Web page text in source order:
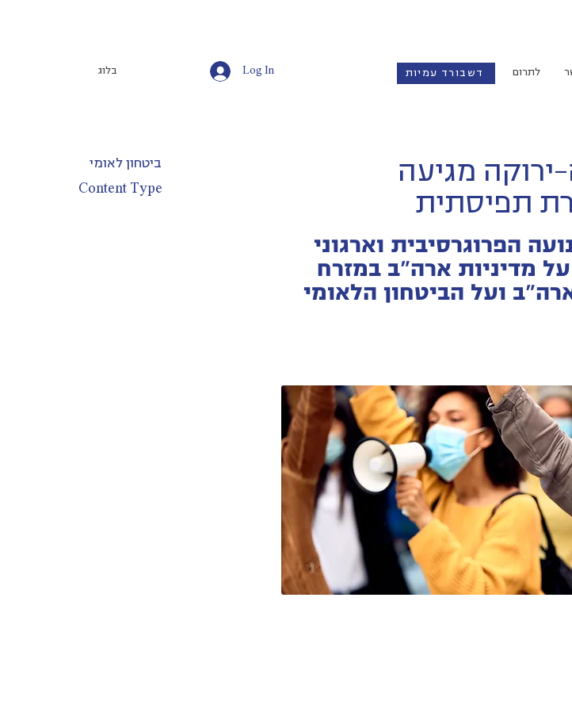
בלוג Log In דשבורד עמיות לתרום
ביטחון לאומי
Content Type
מגיעה
תפיסתית
הפרוגרסיבית וארגוני
מדיניות ארה"ב במזרח
ועל הביטחון הלאומי